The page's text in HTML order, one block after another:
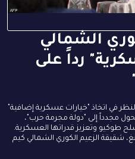
الشمالي
رداً على
في اتخاذ "خيارات عسكرية إضافية"
مجدداً إلى "دولة مجرمة حرب"،
طوكيو وتعزيز قدراتها العسكرية.
شقيقة الزعيم الكوري الشمالي كيم